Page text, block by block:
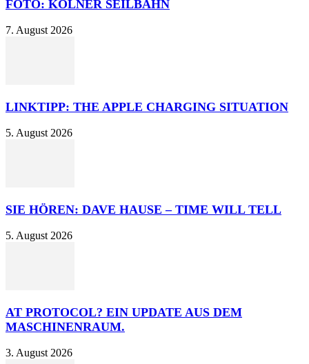
FOTO: KÖLNER SEILBAHN
7. August 2026
LINKTIPP: THE APPLE CHARGING SITUATION
5. August 2026
SIE HÖREN: DAVE HAUSE – TIME WILL TELL
5. August 2026
AT PROTOCOL? EIN UPDATE AUS DEM
MASCHINENRAUM.
3. August 2026